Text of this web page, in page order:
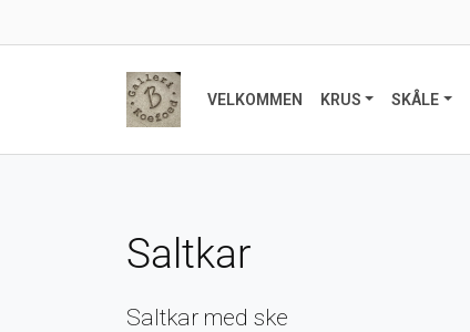
VELKOMMEN KRUS SKÅLE
Saltkar
Saltkar med ske